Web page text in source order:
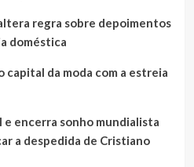
regra sobre depoimentos
doméstica
capital da moda com a estreia
e encerra sonho mundialista
a despedida de Cristiano